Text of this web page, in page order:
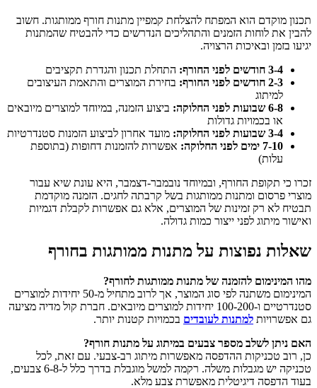
תכנון מוקדם הוא המפתח להצלחת קמפיין מתנות חורף ממותגות. חשוב
להבין את לוחות הזמנים והתהליכים הנדרשים כדי להבטיח שהמתנות
יגיעו בזמן ובאיכות הרצויה.
3-4 חודשים לפני החורף:
התחלת תכנון והגדרת תקציבים
2-3 חודשים לפני החורף:
בחירת המוצרים והתאמת העיצובים
למיתוג
6-8 שבועות לפני החלוקה:
ביצוע הזמנה, במיוחד למוצרים מיובאים
או בכמויות גדולות
3-4 שבועות לפני החלוקה:
מועד אחרון לביצוע הזמנות סטנדרטיות
7-10 ימים לפני החלוקה:
אפשרות להזמנות דחופות (בתוספת
עלות)
זכרו כי תקופת החורף, ובמיוחד נובמבר-דצמבר, היא עונת שיא עבור
מוצרי פרסום ומתנות ממותגות בשל קרבתה לחגים. הזמנה מוקדמת
תבטיח לא רק זמינות של המוצרים, אלא גם אפשרות לקבלת דגמיות
ואישור מיתוג לפני ייצור כמות גדולה.
שאלות נפוצות על מתנות ממותגות בחורף
מהו המינימום להזמנה של מתנות ממותגות לחורף?
המינימום משתנה לפי סוג המוצר, אך לרוב מתחיל מ-50 יחידות למוצרים
סטנדרטיים ו-100-200 יחידות למוצרים מיובאים. חברת קול מדיה מציעה
גם אפשרויות למתנות לעובדים בכמויות קטנות יותר.
האם ניתן לשלב מספר צבעים במיתוג על מתנות חורף?
כן, רוב טכניקות ההדפסה מאפשרות מיתוג רב-צבעי. עם זאת, לכל
טכניקה יש מגבלות משלה. רקמה למשל מוגבלת בדרך כלל ל-6-8 צבעים,
בעוד הדפסה דיגיטלית מאפשרת צבע מלא.